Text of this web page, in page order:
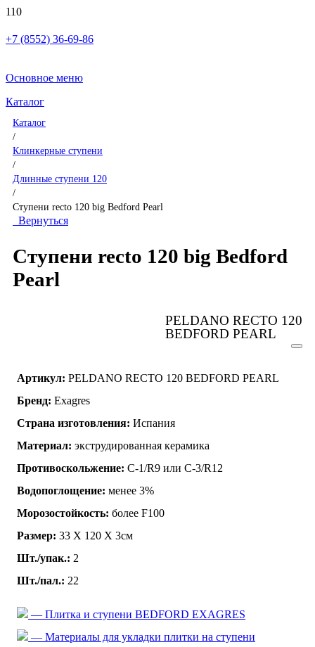
+7 (8552) 36-69-86
Основное меню
Каталог
Каталог
/
Клинкерные ступени
/
Длинные ступени 120
/
Ступени recto 120 big Bedford Pearl
Вернуться
Ступени recto 120 big Bedford
Pearl
PELDANO RECTO 120
BEDFORD PEARL
Артикул: PELDANO RECTO 120 BEDFORD PEARL
Бренд: Exagres
Страна изготовления: Испания
Материал: экструдированная керамика
Противоскольжение: C-1/R9 или C-3/R12
Водопоглощение: менее 3%
Морозостойкость: более F100
Размер: 33 Х 120 Х 3см
Шт./упак.: 2
Шт./пал.: 22
— Плитка и ступени BEDFORD EXAGRES
— Материалы для укладки плитки на ступени